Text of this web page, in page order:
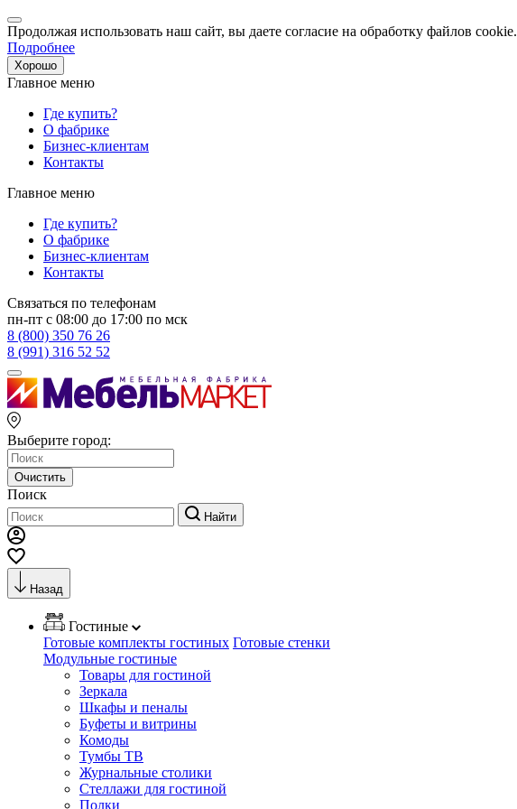
Продолжая использовать наш сайт, вы даете согласие на обработку файлов cookie.
Подробнее
Хорошо
Главное меню
Где купить?
О фабрике
Бизнес-клиентам
Контакты
Главное меню
Где купить?
О фабрике
Бизнес-клиентам
Контакты
Связаться по телефонам
пн-пт с 08:00 до 17:00 по мск
8 (800) 350 76 26
8 (991) 316 52 52
Выберите город:
Очистить
Поиск
Найти
Назад
Гостиные
Готовые комплекты гостиных Готовые стенки
Модульные гостиные
Товары для гостиной
Зеркала
Шкафы и пеналы
Буфеты и витрины
Комоды
Тумбы ТВ
Журнальные столики
Стеллажи для гостиной
Полки